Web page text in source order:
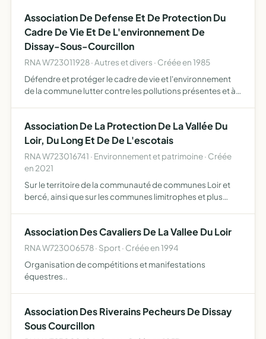
Association De Defense Et De Protection Du
Cadre De Vie Et De L'environnement De
Dissay-Sous-Courcillon
RNA W723011928 · Autres et divers · Créée en 1985
Défendre et protéger le cadre de vie et l'environnement
de la commune lutter contre les pollutions présentes et à
Association De La Protection De La Vallée Du
Loir, Du Long Et De De L'escotais
RNA W723016741 · Environnement et patrimoine · Créée
en 2021
Sur le territoire de la communauté de communes Loir et
bercé, ainsi que sur les communes limitrophes et plus
le nais …
Association Des Cavaliers De La Vallee Du Loir
RNA W723006578 · Sport · Créée en 1994
Organisation de compétitions et manifestations
équestres..
Association Des Riverains Pecheurs De Dissay
Sous Courcillon